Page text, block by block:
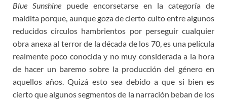
Blue Sunshine puede encorsetarse en la categoría de
maldita porque, aunque goza de cierto culto entre algunos
reducidos círculos hambrientos por perseguir cualquier
obra anexa al terror de la década de los 70, es una película
realmente poco conocida y no muy considerada a la hora
de hacer un baremo sobre la producción del género en
aquellos años. Quizá esto sea debido a que si bien es
cierto que algunos segmentos de la narración beban de los